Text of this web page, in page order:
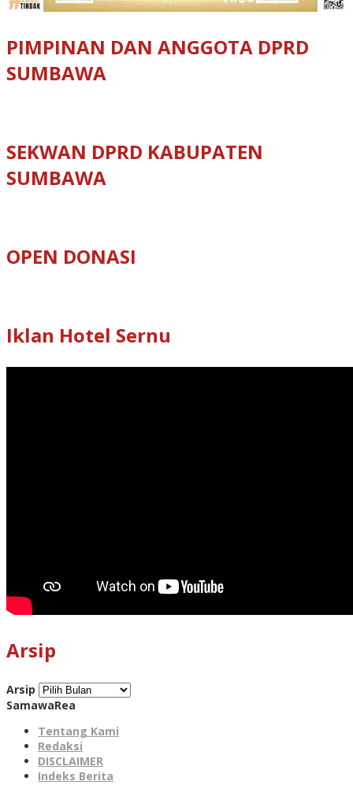
PIMPINAN DAN ANGGOTA DPRD
SUMBAWA
SEKWAN DPRD KABUPATEN
SUMBAWA
OPEN DONASI
Iklan Hotel Sernu
Arsip
Arsip
SamawaRea
Tentang Kami
Redaksi
DISCLAIMER
Indeks Berita